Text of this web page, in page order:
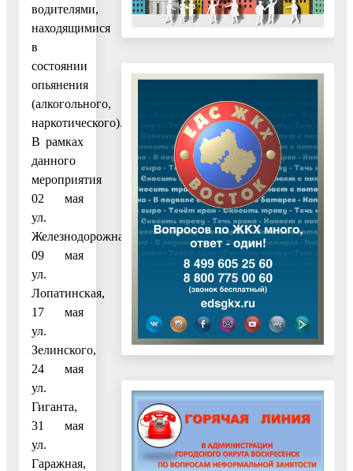
водителями,
находящимися
в
состоянии
опьянения
(алкогольного,
наркотического).
В рамках
данного
мероприятия
02 мая
ул.
Железнодорожная,
09 мая
ул.
Лопатинская,
17 мая
ул.
Зелинского,
24 мая
ул.
Гиганта,
31 мая
ул.
Гаражная,